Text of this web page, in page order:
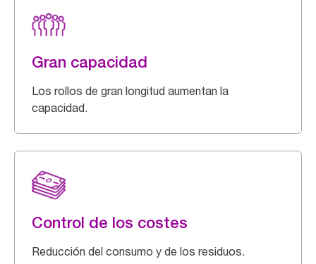
Gran capacidad
Los rollos de gran longitud aumentan la
capacidad.
Control de los costes
Reducción del consumo y de los residuos.